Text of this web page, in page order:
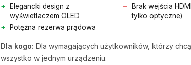
Elegancki design z
wyświetlaczem OLED
Potężna rezerwa prądowa
Brak wejścia
tylko optyczne)
Dla kogo: Dla wymagających użytkowników, którzy
wszystko w jednym urządzeniu.